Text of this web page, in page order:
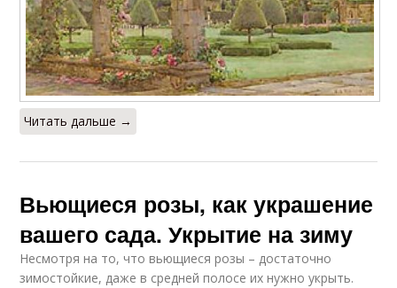
Читать дальше →
Вьющиеся розы, как украшение
вашего сада. Укрытие на зиму
Несмотря на то, что вьющиеся розы – достаточно
зимостойкие, даже в средней полосе их нужно укрыть.